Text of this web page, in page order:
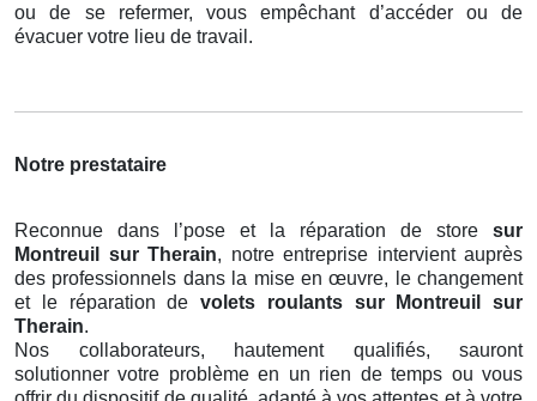
ou de se refermer, vous empêchant d’accéder ou de
évacuer votre lieu de travail.
Notre prestataire
Reconnue dans l’pose et la réparation de store sur
Montreuil sur Therain, notre entreprise intervient auprès
des professionnels dans la mise en œuvre, le changement
et le réparation de volets roulants
sur Montreuil sur
Therain.
Nos collaborateurs, hautement qualifiés, sauront
solutionner votre problème en un rien de temps ou vous